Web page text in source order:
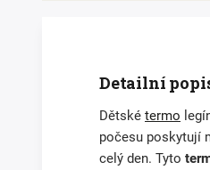
Detailní
Dětské termo
počesu poskytují
celý den. Tyto